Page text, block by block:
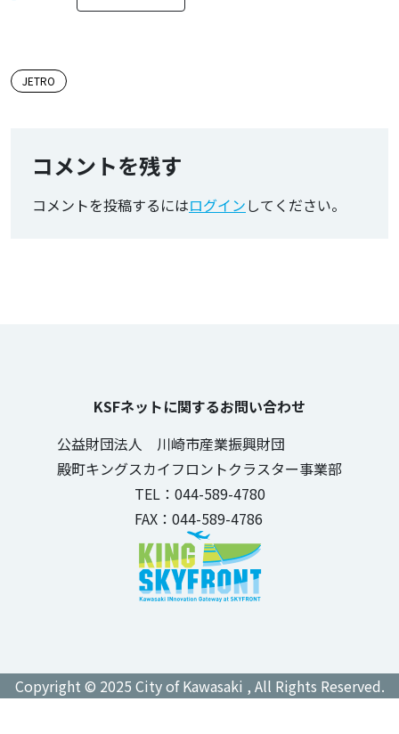
この記事のタグ
JETRO
コメントを残す
コメントを投稿するにはログインしてください。
KSFネットに関するお問い合わせ
公益財団法人 川崎市産業振興財団
殿町キングスカイフロントクラスター事業部
TEL：044-589-4780
FAX：044-589-4786
Copyright © 2025 City of Kawasaki , All Rights Reserved.